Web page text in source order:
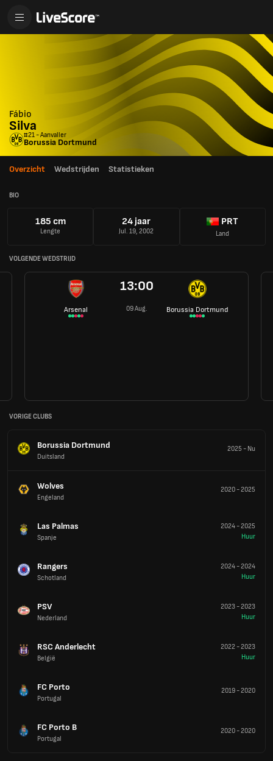
Fábio
Silva
#21 - Aanvaller
Borussia Dortmund
Overzicht Wedstrijden Statistieken
BIO
185 cm
Lengte
24 jaar
Jul. 19, 2002
PRT
Land
VOLGENDE WEDSTRIJD
Arsenal
13:00
09 Aug. Borussia Dortmund
VORIGE CLUBS
Borussia Dortmund
Duitsland
2025 - Nu
Wolves
Engeland
2020-2025
Las Palmas
Spanje
2024-2025
Huur
Rangers
Schotland
2024-2024
Huur
PSV
Nederland
2023-2023
Huur
RSC Anderlecht
België
2022-2023
Huur
FC Porto
Portugal
2019-2020
FC Porto B
Portugal
2020-2020